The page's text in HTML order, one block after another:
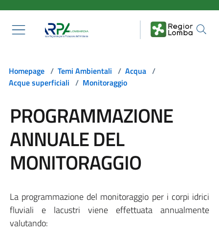
Homepage / Temi Ambientali / Acqua /
Acque superficiali / Monitoraggio
PROGRAMMAZIONE
ANNUALE DEL
MONITORAGGIO
La programmazione del monitoraggio per i corpi idrici
fluviali e lacustri viene effettuata annualmente
valutando: